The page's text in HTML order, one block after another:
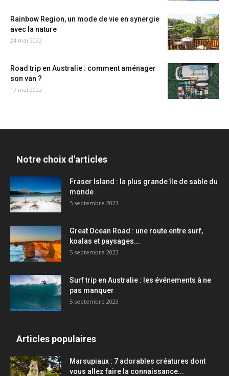
Rainbow Region, un mode de vie en synergie
avec la nature
24 mai 2022
Road trip en Australie : comment aménager
son van ?
17 mai 2022
Notre choix d'articles
Fraser Island : la plus grande île de sable du
monde
5 septembre 2023
Great Ocean Road : une route entre surf,
koalas et paysages...
5 septembre 2023
Surf trip en Australie : les événements à ne
pas manquer
5 septembre 2023
Articles populaires
Marsupiaux : 7 adorables créatures dont
vous allez faire la connaissance...